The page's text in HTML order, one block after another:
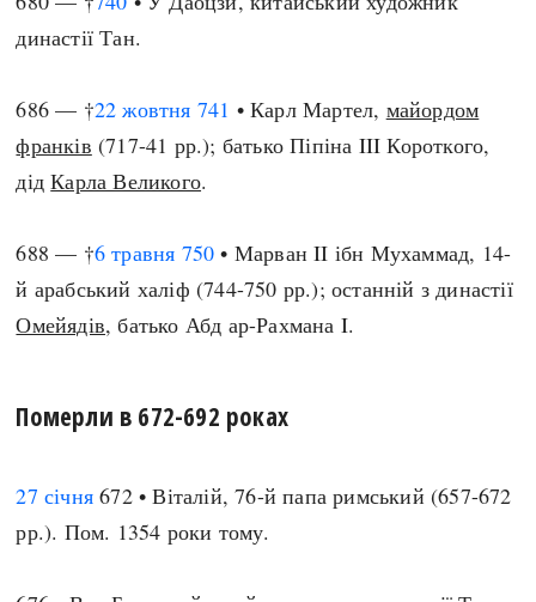
династії Тан.
686 — †22 жовтня 741 • Карл Мартел, майордом
франків (717-41 рр.); батько Піпіна III Короткого,
дідКарла Великого.
688 — †6 травня 750 • Марван II ібн Мухаммад, 14-
й арабський халіф (744-750 рр.); останній з династії
Омейядів, батько Абд ар-Рахмана I.
Померли в 672-692 роках
27 січня 672 • Віталій, 76-й папа римський (657-672
рр.). Пом. 1354 роки тому.